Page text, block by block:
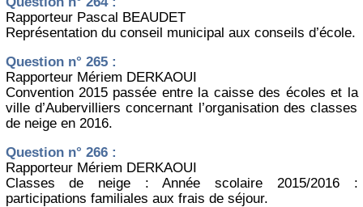
Rapporteur Pascal BEAUDET
Représentation du conseil municipal aux conseils d’école.
Question n° 265 :
Rapporteur Mériem DERKAOUI
Convention 2015 passée entre la caisse des écoles et la
ville d’Aubervilliers concernant l’organisation des classes
de neige en 2016.
Question n° 266 :
Rapporteur Mériem DERKAOUI
Classes de neige : Année scolaire 2015/2016 :
participations familiales aux frais de séjour.